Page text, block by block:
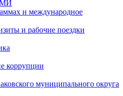
и международное
и рабочие поездки
коррупции
муниципального округа